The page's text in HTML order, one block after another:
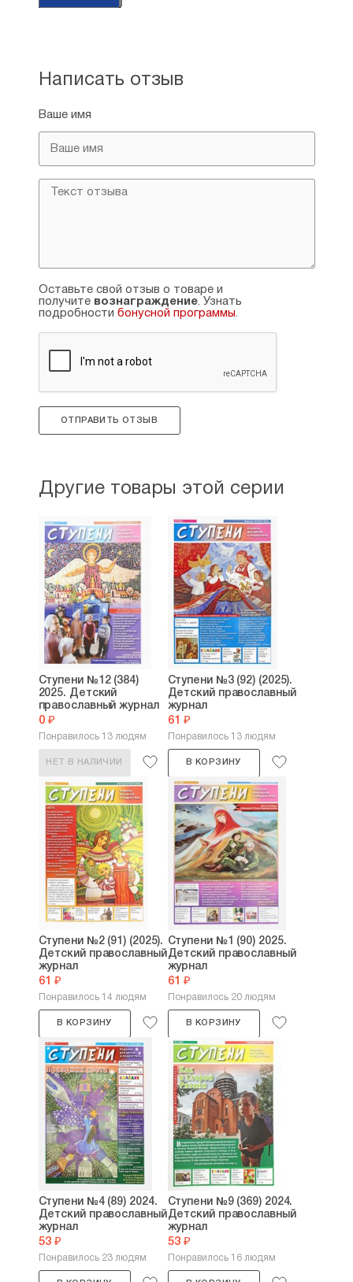
Написать отзыв
Ваше имя
Оставьте свой отзыв о товаре и
получите вознаграждение. Узнать
подробности бонусной программы.
ОТПРАВИТЬ ОТЗЫВ
Другие товары этой серии
Ступени №12 (384)
2025. Детский
православный журнал
0 ₽
Понравилось 13 людям
НЕТ В НАЛИЧИИ
Ступени №3 (92) (2025).
Детский православный
журнал
61 ₽
Понравилось 13 людям
В КОРЗИНУ
Ступени №2 (91) (2025).
Детский православный
журнал
61 ₽
Понравилось 14 людям
В КОРЗИНУ
Ступени №1 (90) 2025.
Детский православный
журнал
61 ₽
Понравилось 20 людям
В КОРЗИНУ
Ступени №4 (89) 2024.
Детский православный
журнал
53 ₽
Понравилось 23 людям
Ступени №9 (369) 2024.
Детский православный
журнал
53 ₽
Понравилось 16 людям